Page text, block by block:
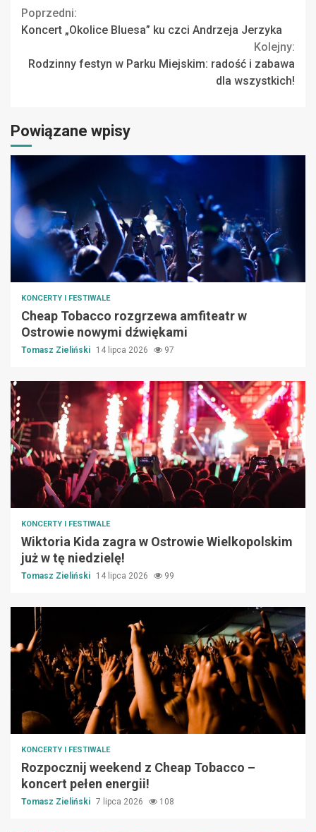
Continue
Poprzedni:
Koncert „Okolice Bluesa” ku czci Andrzeja Jerzyka
Kolejny:
Rodzinny festyn w Parku Miejskim: radość i zabawa
dla wszystkich!
Powiązane wpisy
KONCERTY I FESTIWALE
Cheap Tobacco rozgrzewa amfiteatr w
Ostrowie nowymi dźwiękami
Tomasz Zieliński 14 lipca 2026 97
KONCERTY I FESTIWALE
Wiktoria Kida zagra w Ostrowie Wielkopolskim
już w tę niedzielę!
Tomasz Zieliński 14 lipca 2026 99
KONCERTY I FESTIWALE
Rozpocznij weekend z Cheap Tobacco –
koncert pełen energii!
Tomasz Zieliński 7 lipca 2026 108